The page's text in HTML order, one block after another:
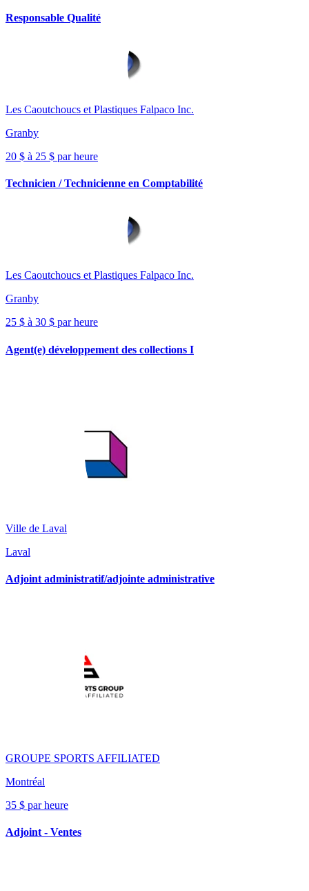
Responsable Qualité
Les Caoutchoucs et Plastiques Falpaco Inc.
Granby
20 $ à 25 $ par heure
Technicien / Technicienne en Comptabilité
Les Caoutchoucs et Plastiques Falpaco Inc.
Granby
25 $ à 30 $ par heure
Agent(e) développement des collections I
Ville de Laval
Laval
Adjoint administratif/adjointe administrative
GROUPE SPORTS AFFILIATED
Montréal
35 $ par heure
Adjoint - Ventes